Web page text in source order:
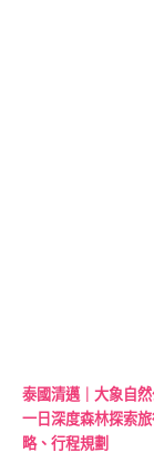
泰國清邁｜大象自
一日深度森林探索
略、行程規劃